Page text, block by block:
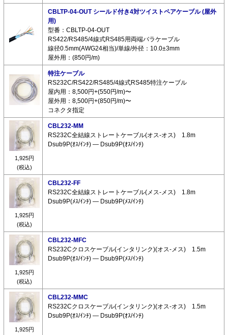
CBLTP-04-OUT シールド付き4対ツイストペアケーブル (屋外
用)
型番：CBLTP-04-OUT
RS422/RS485/4線式RS485用両端バラケーブル
線径0.5mm(AWG24相当)/単線/外径：10.0±3mm
屋外用：(850円/m)
特注ケーブル
RS232C/RS422/RS485/4線式RS485特注ケーブル
屋内用：8,500円+(550円/m)〜
屋外用：8,500円+(850円/m)〜
コネクタ指定
1,925円
(税込)
CBL232-MM
RS232C全結線ストレートケーブル(オス-オス) 1.8m
Dsub9P(ｵｽ/ｲﾝﾁ) ― Dsub9P(ｵｽ/ｲﾝﾁ)
1,925円
(税込)
CBL232-FF
RS232C全結線ストレートケーブル(メス-メス) 1.8m
Dsub9P(ﾒｽ/ｲﾝﾁ) ― Dsub9P(ﾒｽ/ｲﾝﾁ)
1,925円
(税込)
CBL232-MFC
RS232Cクロスケーブル(インタリンク)(オス-メス) 1.5m
Dsub9P(ｵｽ/ｲﾝﾁ) ― Dsub9P(ﾒｽ/ｲﾝﾁ)
1,925円
CBL232-MMC
RS232Cクロスケーブル(インタリンク)(オス-オス) 1.5m
Dsub9P(ｵｽ/ｲﾝﾁ) ― Dsub9P(ｵｽ/ｲﾝﾁ)